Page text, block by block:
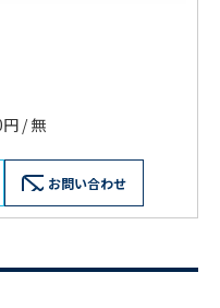
/ 無
お問い合わせ
くと
きます
213